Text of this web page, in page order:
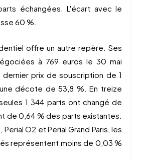
échangées. L'écart avec le
60 %.
offre un autre repère. Ses
à 769 euros le 30 mai
prix de souscription de 1
décote de 53,8 %. En treize
1 344 parts ont changé de
de 0,64 % des parts existantes.
Perial O2 et Perial Grand Paris, les
représentent moins de 0,03 %